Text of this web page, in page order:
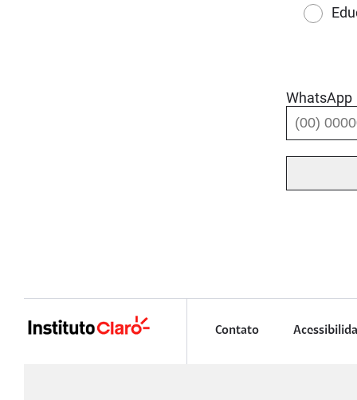
WhatsApp
Contato